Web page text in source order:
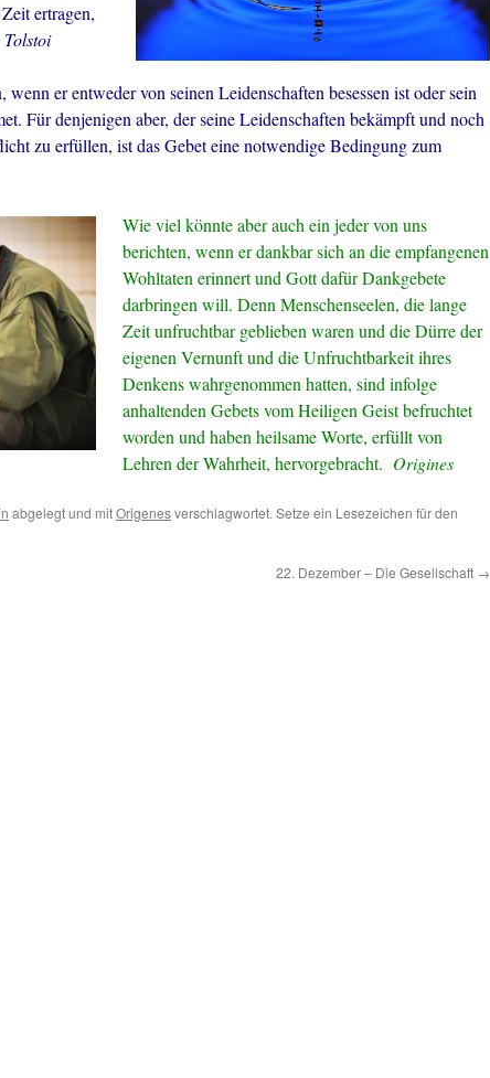
ertragen,
Tolstoi
wenn er entweder von seinen Leidenschaften besessen ist oder sein
Für denjenigen aber, der seine Leidenschaften bekämpft und noch
zu erfüllen, ist das Gebet eine notwendige Bedingung zum
Wie viel könnte aber auch ein jeder von uns
berichten, wenn er dankbar sich an die empfangenen
Wohltaten erinnert und Gott dafür Dankgebete
darbringen will. Denn Menschenseelen, die lange
Zeit unfruchtbar geblieben waren und die Dürre der
eigenen Vernunft und die Unfruchtbarkeit ihres
Denkens wahrgenommen hatten, sind infolge
anhaltenden Gebets vom Heiligen Geist befruchtet
worden und haben heilsame Worte, erfüllt von
Lehren der Wahrheit, hervorgebracht. Origines
abgelegt und mitOrigenesverschlagwortet. Setze ein Lesezeichen für den
22. Dezember – Die Gesellschaft →